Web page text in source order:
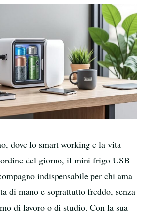
dove lo smart working e la vita
del giorno, il mini frigo USB
indispensabile per chi ama
di mano e soprattutto freddo, senza
di lavoro o di studio. Con la sua